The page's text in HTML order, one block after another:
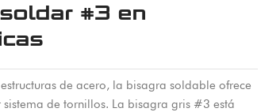
#3 en
de acero, la bisagra soldable ofrece
de tornillos. La bisagra gris #3 está